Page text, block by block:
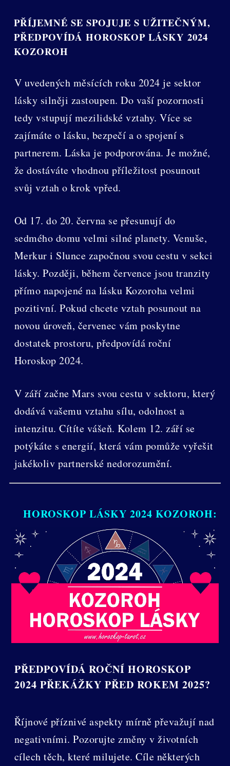
PŘÍJEMNÉ SE SPOJUJE S UŽITEČNÝM,
PŘEDPOVÍDÁ HOROSKOP LÁSKY 2024
KOZOROH
V uvedených měsících roku 2024 je sektor
lásky silněji zastoupen. Do vaší pozornosti
tedy vstupují mezilidské vztahy. Více se
zajímáte o lásku, bezpečí a o spojení s
partnerem. Láska je podporována. Je možné,
že dostáváte vhodnou příležitost posunout
svůj vztah o krok vpřed.
Od 17. do 20. června se přesunují do
sedmého domu velmi silné planety. Venuše,
Merkur i Slunce započnou svou cestu v sekci
lásky. Později, během července jsou tranzity
přímo napojené na lásku Kozoroha velmi
pozitivní. Pokud chcete vztah posunout na
novou úroveň, červenec vám poskytne
dostatek prostoru, předpovídá roční
Horoskop 2024.
V září začne Mars svou cestu v sektoru, který
dodává vašemu vztahu sílu, odolnost a
intenzitu. Cítíte vášeň. Kolem 12. září se
potýkáte s energií, která vám pomůže vyřešit
jakékoliv partnerské nedorozumění.
HOROSKOP LÁSKY 2024 KOZOROH:
PŘEDPOVÍDÁ ROČNÍ HOROSKOP
2024 PŘEKÁŽKY PŘED ROKEM 2025?
Říjnové příznivé aspekty mírně převažují nad
negativními. Pozorujte změny v životních
cílech těch, které milujete. Cíle některých